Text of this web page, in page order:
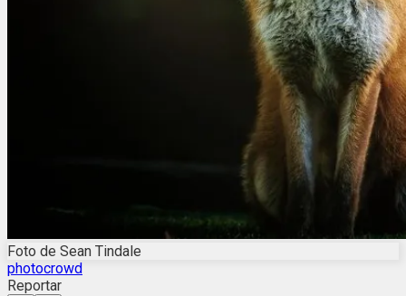
Foto de Sean Tindale
photocrowd
Reportar